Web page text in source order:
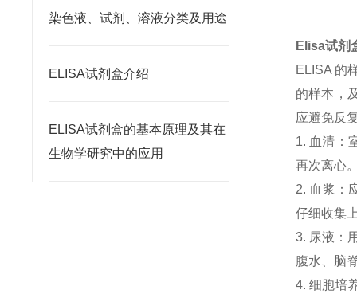
染色液、试剂、溶液分类及用途
ELISA试剂盒介绍
ELISA试剂盒的基本原理及其在
生物学研究中的应用
Elisa试剂
ELISA 的
的样本，
应避免反
1. 血清：
再次离心
2. 血浆：
仔细收集
3. 尿液：
腹水、脑
4. 细胞培